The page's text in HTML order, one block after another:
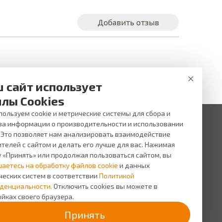
Добавить отзыв
при каких условиях не является публичной офертой,
услуг, пожалуйста, обращайтесь в салоны оптики ВИЖУ.
на прием
О компании
О
компании
Новости
Прайс-
сайт использует
Cookies
cookie и метрические системы для сбора и
информации о производительности и использовании
позволяет нам анализировать взаимодействие
с сайтом и делать его лучше для вас. Нажимая
«Принять» или продолжая пользоваться сайтом, вы
на обработку файлов cookie и данных
систем в соответствии Политикой
Отключить cookies вы можете в
своего браузера.
Принять